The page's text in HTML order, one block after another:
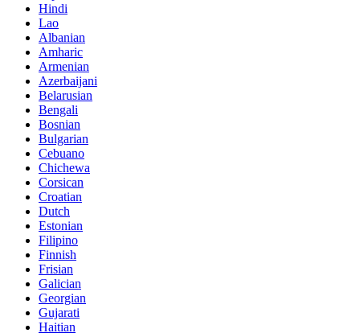
Hindi
Lao
Albanian
Amharic
Armenian
Azerbaijani
Belarusian
Bengali
Bosnian
Bulgarian
Cebuano
Chichewa
Corsican
Croatian
Dutch
Estonian
Filipino
Finnish
Frisian
Galician
Georgian
Gujarati
Haitian